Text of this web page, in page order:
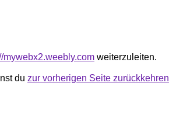
mywebx2.weebly.com weiterzuleiten.
du zur vorherigen Seite zurückkehren